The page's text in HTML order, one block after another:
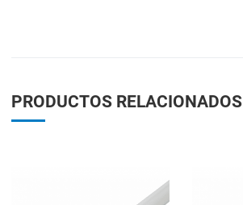
PRODUCTOS RELACIONADOS